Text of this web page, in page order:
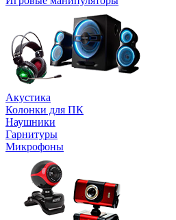
Акустика
Колонки для ПК
Наушники
Гарнитуры
Микрофоны